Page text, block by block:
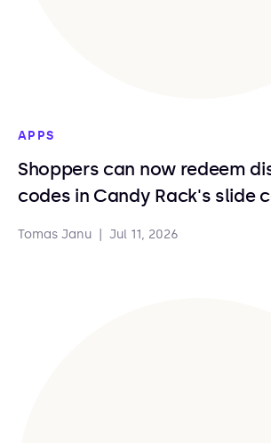
APPS
Shoppers can now redeem
codes in Candy Rack's slide
Tomas Janu Jul 11, 2026